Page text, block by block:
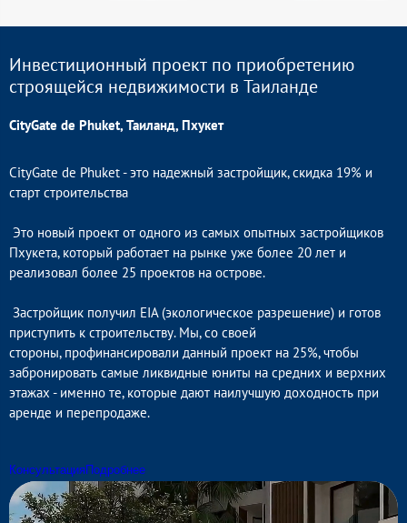
Инвестиционный проект по приобретению
строящейся недвижимости в Таиланде
CityGate de Phuket, Таиланд, Пхукет
CityGate de Phuket - это надежный застройщик, скидка 19% и
старт строительства
Это новый проект от одного из самых опытных застройщиков
Пхукета, который работает на рынке уже более 20 лет и
реализовал более 25 проектов на острове.
Застройщик получил EIA (экологическое разрешение) и готов
приступить к строительству. Мы, со своей
стороны, профинансировали данный проект на 25%, чтобы
забронировать самые ликвидные юниты на средних и верхних
этажах - именно те, которые дают наилучшую доходность при
аренде и перепродаже.
Консультация Подробнее